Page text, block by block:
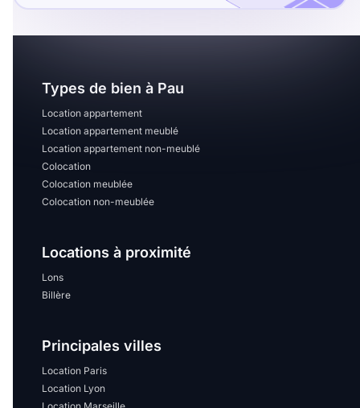
Types de bien à Pau
Location appartement
Location appartement meublé
Location appartement non-meublé
Colocation
Colocation meublée
Colocation non-meublée
Locations à proximité
Lons
Billère
Principales villes
Location Paris
Location Lyon